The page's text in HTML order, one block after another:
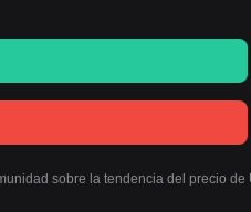
sobre la tendencia del precio de